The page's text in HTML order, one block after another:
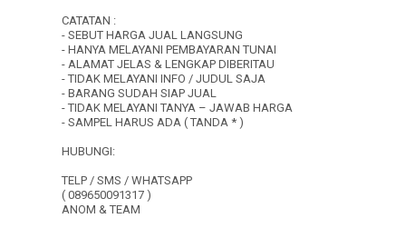
CATATAN :
- SEBUT HARGA JUAL LANGSUNG
- HANYA MELAYANI PEMBAYARAN TUNAI
- ALAMAT JELAS & LENGKAP DIBERITAU
- TIDAK MELAYANI INFO / JUDUL SAJA
- BARANG SUDAH SIAP JUAL
- TIDAK MELAYANI TANYA – JAWAB HARGA
- SAMPEL HARUS ADA ( TANDA * )
HUBUNGI:
TELP / SMS / WHATSAPP
( 089650091317 )
ANOM & TEAM